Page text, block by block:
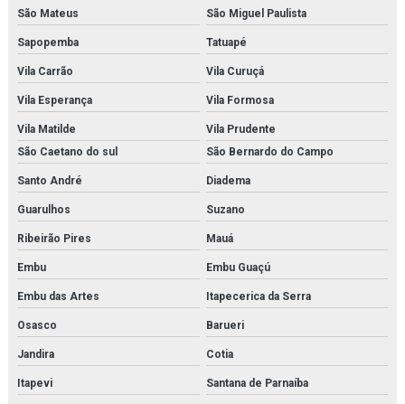
Modelo anatômico do esqueleto (1700mm)
Modelo anatômico do sistema digestório
Modelo anatômico médico em são paulo
Modelo anatômico médico em sp
Modelo anatômico médico orçamento
Modelo anatômico médico para faculdades
Modelo anatômico para faculdades
Modelo anatômico para fins didáticos
Modelo molecular
São Mateus São Miguel Paulista
Sapopemba Tatuapé
Vila Carrão Vila Curuçá
Vila Esperança Vila Formosa
Vila Matilde
Vila Prudente
São Caetano do sul
São Bernardo do Campo
Santo André Diadema
Guarulhos Suzano
Ribeirão Pires Mauá
Embu Embu Guaçú
Embu das Artes Itapecerica da Serra
Osasco Barueri
Jandira Cotia
Itapevi Santana de Parnaíba